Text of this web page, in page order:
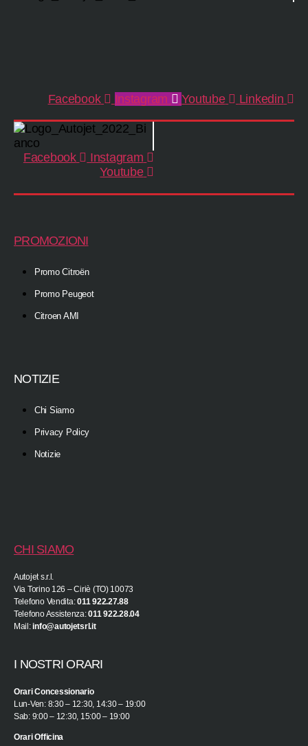
Facebook Instagram Youtube Linkedin
Facebook
Instagram
Youtube
PROMOZIONI
Promo Citroën
Promo Peugeot
Citroen AMI
NOTIZIE
Chi Siamo
Privacy Policy
Notizie
CHI SIAMO
Autojet s.r.l.
Via Torino 126 – Ciriè (TO) 10073
Telefono Vendita:011 922.27.88
Telefono Assistenza:011 922.28.04
Mail:info@autojetsrl.it
I NOSTRI ORARI
Orari Concessionario
Lun-Ven: 8:30 – 12:30, 14:30 – 19:00
Sab: 9:00 – 12:30, 15:00 – 19:00
Orari Officina